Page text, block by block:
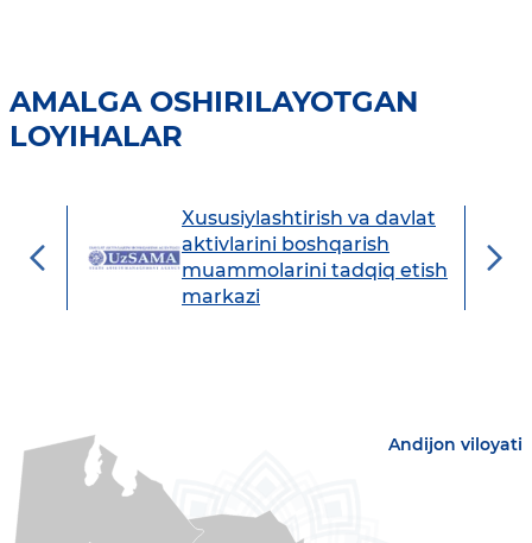
AMALGA OSHIRILAYOTGAN
LOYIHALAR
Xususiylashtirish va davlat
aktivlarini boshqarish
muammolarini tadqiq etish
markazi
Andijon viloyati